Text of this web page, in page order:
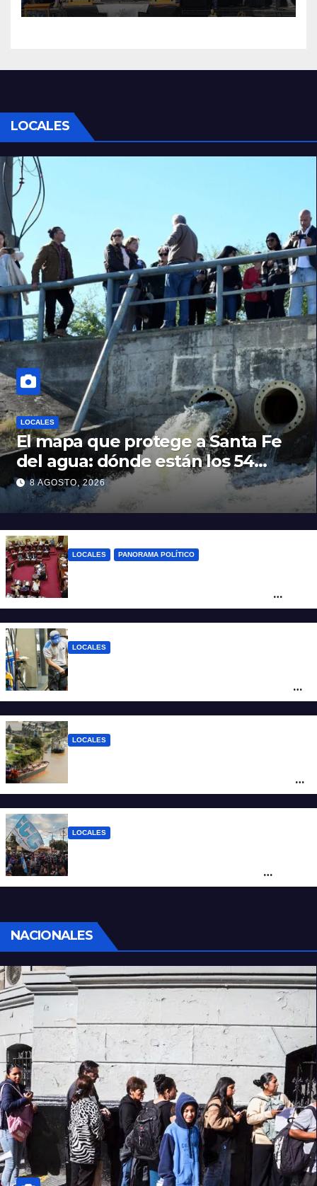
LOCALES
LOCALES
El mapa que protege a Santa Fe
del agua: dónde están los 54
puntos de bombeo
8 AGOSTO, 2026
LOCALES PANORAMA POLÍTICO
Santa Fe
LOCALES
ciudad de Santa Fe: la nafta súper superó
los $2.100 y llenar el tanque cuesta más
LOCALES
posicionar los puertos del sur de Santa Fe
como salida para las exportaciones
LOCALES
sociales y sindicales
NACIONALES